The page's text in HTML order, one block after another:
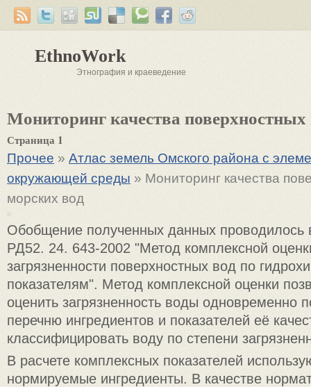
EthnoWork
Этнография и краеведение
Мониторинг качества
Страница 1
Прочее » Атлас земель Омского района с
окружающей среды » Мониторинг качества
морских вод
Обобщение полученных данных проводилось
РД52. 24. 643-2002 "Метод комплексной
загрязненности поверхностных вод по
показателям". Метод комплексной оценки
оценить загрязненность воды одновременно
перечню ингредиентов и показателей её
классифицировать воду по степени
В расчете комплексных показателей
нормируемые ингредиенты. В качестве